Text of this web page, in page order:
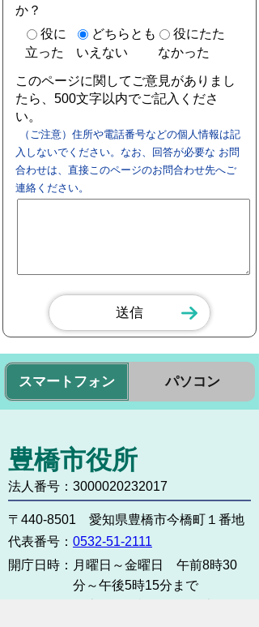
か？
役に
立った
どちらとも
いえない
役にたた
なかった
このページに関してご意見がありまし
たら、500文字以内でご記入くださ
い。
（ご注意）住所や電話番号などの個人情報は記
入しないでください。なお、回答が必要な お問
合わせは、直接このページのお問合わせ先へご
連絡ください。
スマートフォン パソコン
豊橋市役所
法人番号：3000020232017
〒440-8501 愛知県豊橋市今橋町１番地
代表番号： 0532-51-2111
開庁日時： 月曜日～金曜日 午前8時30
分～午後5時15分まで